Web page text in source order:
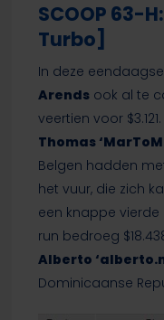
SCOOP 63-
Turbo]
In deze
Arendsook al te
veertien voor
Thomas
Belgen hadden
het vuur, die zich
een knappe vierde
run bedroeg
Alberto
Dominicaanse